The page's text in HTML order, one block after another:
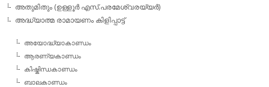
അതുമിതും (ഉള്ളൂര്‍ എസ്.പരമേശ്വരയ്യര്‍)
അദ്ധ്യാത്മ രാമായണം കിളിപ്പാട്ട്‌
അയോദ്ധ്യാകാണ്ഡം
ആരണ്യകാണ്ഡം
കിഷ്കിന്ധകാണ്ഡം
ബാലകാണ്ഡം